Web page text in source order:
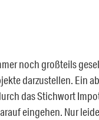
noch großteils
darzustellen. Ein
das Stichwort
eingehen. Nur